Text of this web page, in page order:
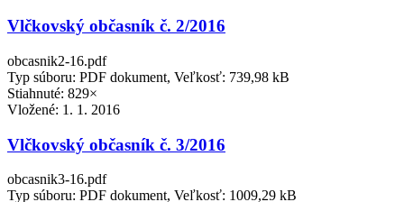
Vlčkovský občasník č. 2/2016
obcasnik2-16.pdf
Typ súboru: PDF dokument, Veľkosť: 739,98 kB
Stiahnuté: 829×
Vložené: 1. 1. 2016
Vlčkovský občasník č. 3/2016
obcasnik3-16.pdf
Typ súboru: PDF dokument, Veľkosť: 1009,29 kB